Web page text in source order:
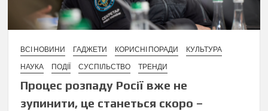
ВСІ НОВИНИ ГАДЖЕТИ КОРИСНІ ПОРАДИ
КУЛЬТУРА
НАУКА
ПОДІЇ СУСПІЛЬСТВО ТРЕНДИ
Процес розпаду Росії вже не
зупинити, це станеться скоро –